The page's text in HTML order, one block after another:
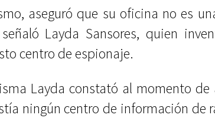
aseguró que su oficina no es
Layda Sansores, quien
centro de espionaje.
Layda constató al momento
ningún centro de información de